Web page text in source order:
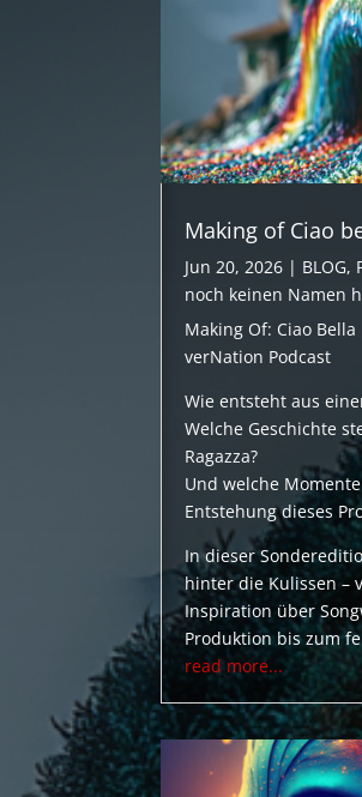
Making of Ciao
Jun 20, 2026 | BLOG,
noch keinen Namen
Making Of: Ciao Bella
verNation Podcast
Wie entsteht aus
Welche Geschichte
Ragazza?
Und welche
Entstehung dieses
In dieser
hinter die Kulissen –
Inspiration über
Produktion bis zum
read more...